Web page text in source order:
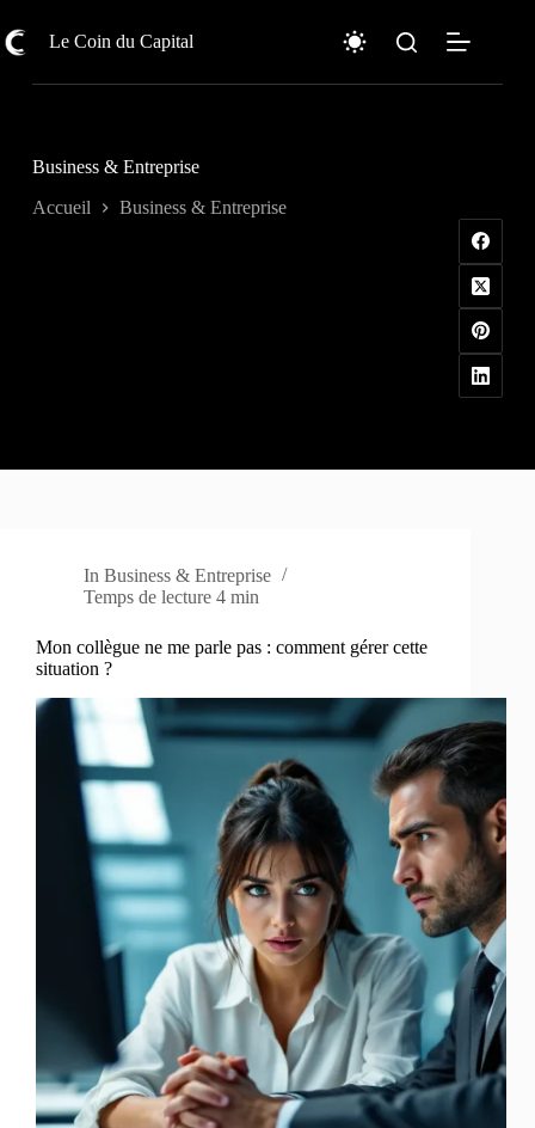
au
contenu
Le Coin du Capital
Business & Entreprise
Accueil Business & Entreprise
In Business & Entreprise
Temps de lecture 4 min
Mon collègue ne me parle pas : comment gérer cette
situation ?